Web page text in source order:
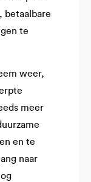
betaalbare
te
weer,
meer
en te
naar